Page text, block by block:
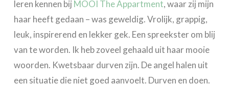
leren kennen bij MOOI The Appartment, waar zij mijn
haar heeft gedaan – was geweldig. Vrolijk, grappig,
leuk, inspirerend en lekker gek. Een spreekster om blij
van te worden. Ik heb zoveel gehaald uit haar mooie
woorden. Kwetsbaar durven zijn. De angel halen uit
een situatie die niet goed aanvoelt. Durven en doen.